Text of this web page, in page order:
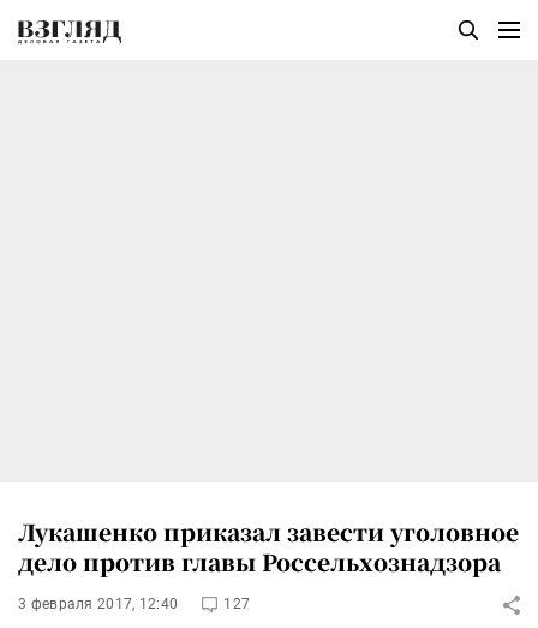
Лукашенко приказал завести уголовное
дело против главы Россельхознадзора
3 февраля 2017, 12:40 127